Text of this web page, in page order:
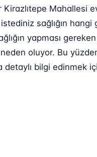
Mahallesi
sağlığın
yapması
oluyor. Bu
detaylı bilgi edinmek